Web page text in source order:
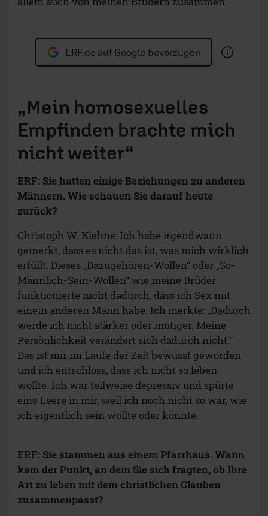
ERF.de auf Google bevorzugen
„Mein homosexuelles
Empfinden brachte mich
nicht weiter“
ERF: Sie hatten einige Beziehungen zu anderen
Männern. Wie schauen Sie darauf heute
zurück?
Christoph W. Kiehne: Ich habe irgendwann
gemerkt, dass es nicht das ist, was mich wirklich
erfüllt. Dieses „Dazugehören-Wollen“ oder „So-
Männlich-Sein-Wollen“ wie meine Brüder
funktionierte nicht dadurch, dass ich Sex mit
einem anderen Mann habe. Ich merkte: „Dadurch
werde ich nicht stärker oder mutiger. Meine
Persönlichkeit verändert sich dadurch nicht.“
Das ist mir im Laufe der Zeit bewusst geworden
und ich entschloss, dass ich nicht so leben
wollte. Ich war teilweise depressiv und spürte
eine Leere in mir, weil ich noch nicht so war, wie
ich eigentlich sein wollte oder könnte.
ERF: Sie stammen aus einem Pfarrhaus. Wann
kam der Punkt, an dem Sie sich fragten, ob Ihre
Art zu leben mit dem christlichen Glauben
zusammenpasst?